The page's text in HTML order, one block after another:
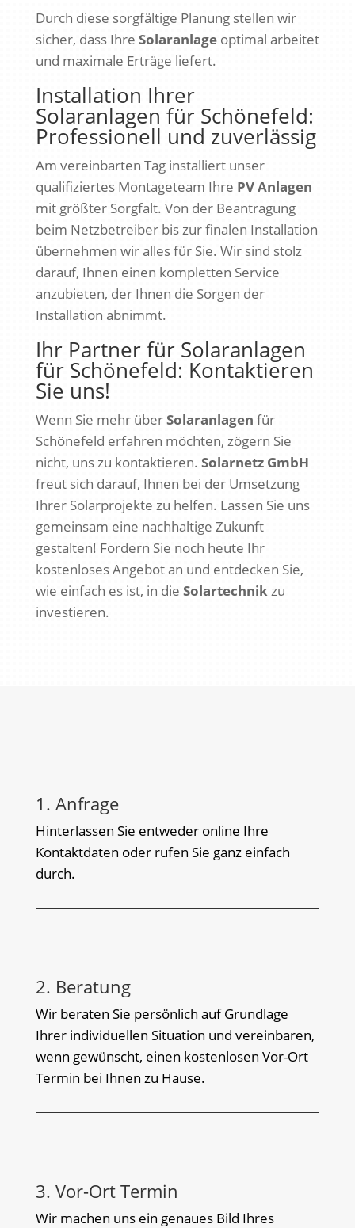
Durch diese sorgfältige Planung stellen wir
sicher, dass Ihre Solaranlageoptimal arbeitet
und maximale Erträge liefert.
Installation Ihrer
Solaranlagen für Schönefeld:
Professionell und zuverlässig
Am vereinbarten Tag installiert unser
qualifiziertes Montageteam Ihre PV Anlagen
mit größter Sorgfalt. Von der Beantragung
beim Netzbetreiber bis zur finalen Installation
übernehmen wir alles für Sie. Wir sind stolz
darauf, Ihnen einen kompletten Service
anzubieten, der Ihnen die Sorgen der
Installation abnimmt.
Ihr Partner für Solaranlagen
für Schönefeld: Kontaktieren
Sie uns!
Wenn Sie mehr überSolaranlagen für
Schönefeld erfahren möchten, zögern Sie
nicht, uns zu kontaktieren. Solarnetz GmbH
freut sich darauf, Ihnen bei der Umsetzung
Ihrer Solarprojekte zu helfen. Lassen Sie uns
gemeinsam eine nachhaltige Zukunft
gestalten! Fordern Sie noch heute Ihr
kostenloses Angebot an und entdecken Sie,
wie einfach es ist, in die Solartechnikzu
investieren.
1. Anfrage
Hinterlassen Sie entweder online Ihre
Kontaktdaten oder rufen Sie ganz einfach
durch.
2. Beratung
Wir beraten Sie persönlich auf Grundlage
Ihrer individuellen Situation und vereinbaren,
wenn gewünscht, einen kostenlosen Vor-Ort
Termin bei Ihnen zu Hause.
3. Vor-Ort Termin
Wir machen uns ein genaues Bild Ihres